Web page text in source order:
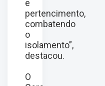
e
pertencimento,
combatendo
o
isolamento”,
destacou.
O